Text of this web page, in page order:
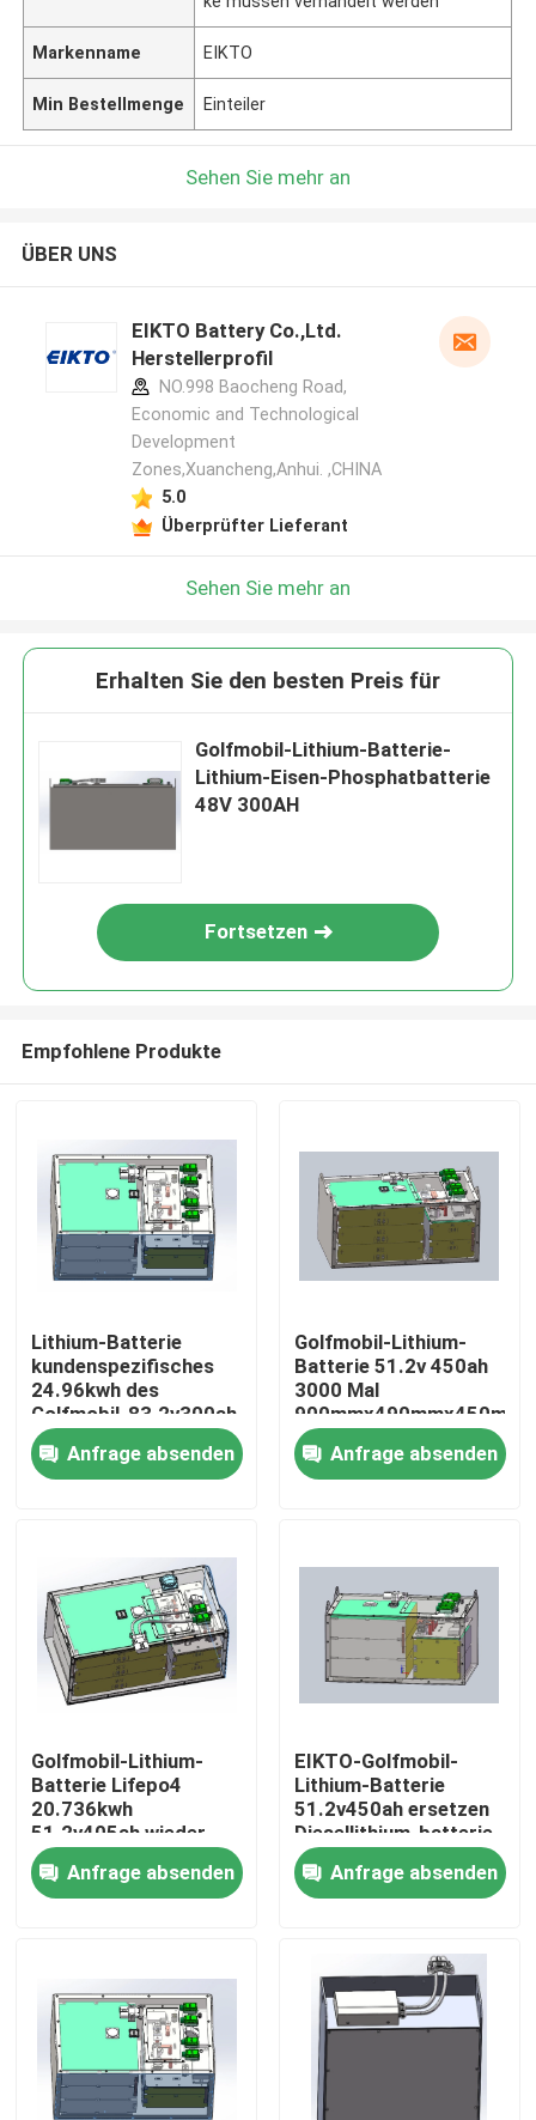
Haus
Über uns
Fabrik-Ausflug
Treten Sie mit uns in Verbindung
Fordern Sie ein Zitat
Yacht-Lithium-Batterie
Energie-Speicher-Lithium-Batterie
Markenname EIKTO
Min Bestellmenge Einteiler
Sehen Sie mehr an
ÜBER UNS
EIKTO Battery Co.,Ltd.
Herstellerprofil
NO.998 Baocheng Road,
Economic and Technological
Development
Zones,Xuancheng,Anhui. ,CHINA
5.0
Überprüfter Lieferant
Sehen Sie mehr an
Erhalten Sie den besten Preis für
Golfmobil-Lithium-Batterie-
Lithium-Eisen-Phosphatbatterie
48V 300AH
Fortsetzen
Empfohlene Produkte
Lithium-Batterie
kundenspezifisches
24.96kwh des
Golfmobil-83.2v300ah
Anfrage absenden
Golfmobil-Lithium-
Batterie 51.2v 450ah
3000 Mal
900mmx490mmx450mm
Anfrage absenden
Golfmobil-Lithium-
Batterie Lifepo4
20.736kwh
51.2v405ah wieder
aufladbar
Anfrage absenden
EIKTO-Golfmobil-
Lithium-Batterie
51.2v450ah ersetzen
Diesellithium-batterie
Anfrage absenden